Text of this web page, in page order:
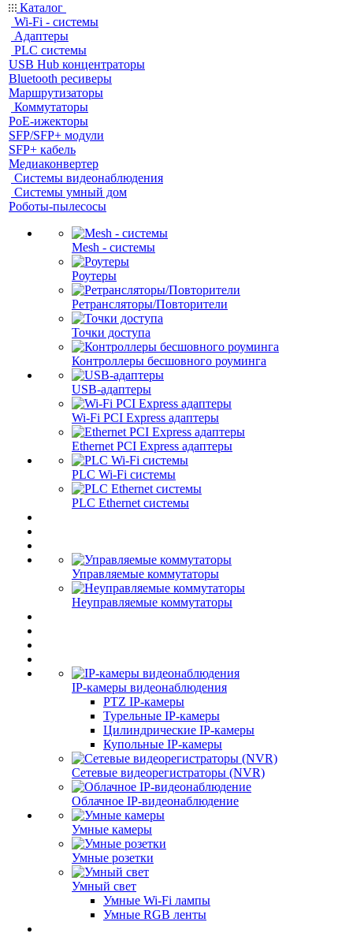
Каталог
Wi-Fi - системы
Адаптеры
PLC системы
USB Hub концентраторы
Bluetooth ресиверы
Маршрутизаторы
Коммутаторы
PoE-ижекторы
SFP/SFP+ модули
SFP+ кабель
Медиаконвертер
Системы видеонаблюдения
Системы умный дом
Роботы-пылесосы
Mesh - системы
Роутеры
Ретрансляторы/Повторители
Точки доступа
Контроллеры бесшовного роуминга
USB-адаптеры
Wi-Fi PCI Express адаптеры
Ethernet PCI Express адаптеры
PLC Wi-Fi системы
PLC Ethernet системы
Управляемые коммутаторы
Неуправляемые коммутаторы
IP-камеры видеонаблюдения
PTZ IP-камеры
Турельные IP-камеры
Цилиндрические IP-камеры
Купольные IP-камеры
Сетевые видеорегистраторы (NVR)
Облачное IP-видеонаблюдение
Умные камеры
Умные розетки
Умный свет
Умные Wi-Fi лампы
Умные RGB ленты